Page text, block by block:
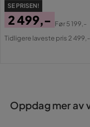
SE PRISEN!
Pris
2 499,-
Original
Før5 199,-
Tidligere laveste pris 2 499,-
Oppdag mer av